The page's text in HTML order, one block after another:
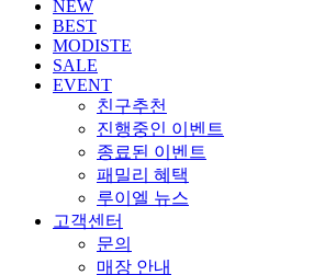
NEW
BEST
MODISTE
SALE
EVENT
친구추천
진행중인 이벤트
종료된 이벤트
패밀리 혜택
루이엘 뉴스
고객센터
문의
매장 안내